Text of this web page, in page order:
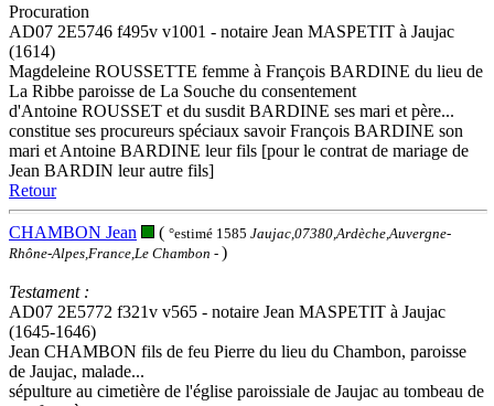
Procuration
AD07 2E5746 f495v v1001 - notaire Jean MASPETIT à Jaujac
(1614)
Magdeleine ROUSSETTE femme à François BARDINE du lieu de
La Ribbe paroisse de La Souche du consentement
d'Antoine ROUSSET et du susdit BARDINE ses mari et père...
constitue ses procureurs spéciaux savoir François BARDINE son
mari et Antoine BARDINE leur fils [pour le contrat de mariage de
Jean BARDIN leur autre fils]
Retour
CHAMBON Jean ( °estimé 1585 Jaujac,07380,Ardèche,Auvergne-
Rhône-Alpes,France,Le Chambon - )
Testament :
AD07 2E5772 f321v v565 - notaire Jean MASPETIT à Jaujac
(1645-1646)
Jean CHAMBON fils de feu Pierre du lieu du Chambon, paroisse
de Jaujac, malade...
sépulture au cimetière de l'église paroissiale de Jaujac au tombeau de